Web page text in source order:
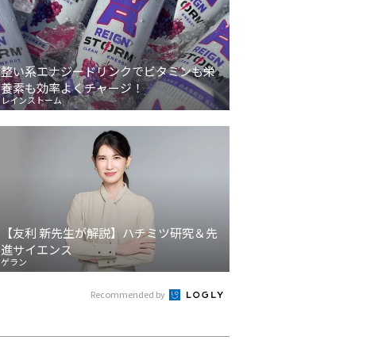
整い系エナジードリンクでビタミンも栄
養素も効率よくチャージ！
レインストーム
【友利 新先生が解説】ハチミツ研究＆先
進サイエンス
ゲラン
Recommended by